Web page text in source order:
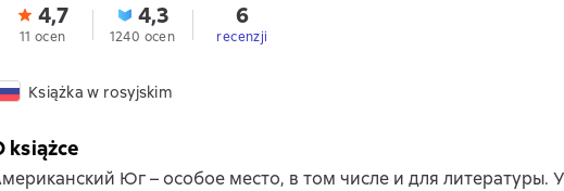
4,7
11 ocen
4,3
1240 ocen
6
recenzji
Książka w rosyjskim
książce
Юг – особое место, в том числе и для литературы.